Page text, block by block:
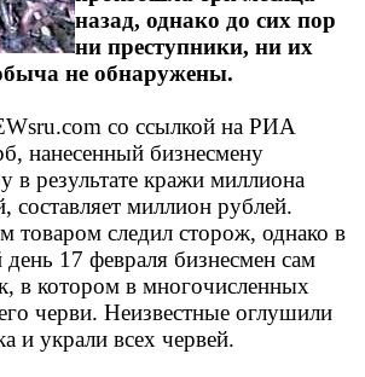
назад, однако до сих пор
ни преступники, ни их
не обнаружены.
со ссылкой на РИА
нанесенный бизнесмену
в результате кражи миллиона
составляет миллион рублей.
следил сторож, однако в
17 февраля бизнесмен сам
в котором в многочисленных
черви. Неизвестные оглушили
и украли всех червей.